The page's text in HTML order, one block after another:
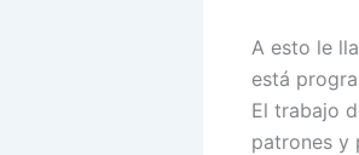
A esto le
está
El trabajo
patrones y